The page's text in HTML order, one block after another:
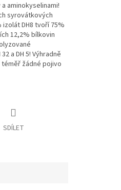
aminokyselinami!
syrovátkových
DH8 tvoří 75%
12,2% bílkovin
a DH 5! Výhradně
žádné pojivo
SDÍLET